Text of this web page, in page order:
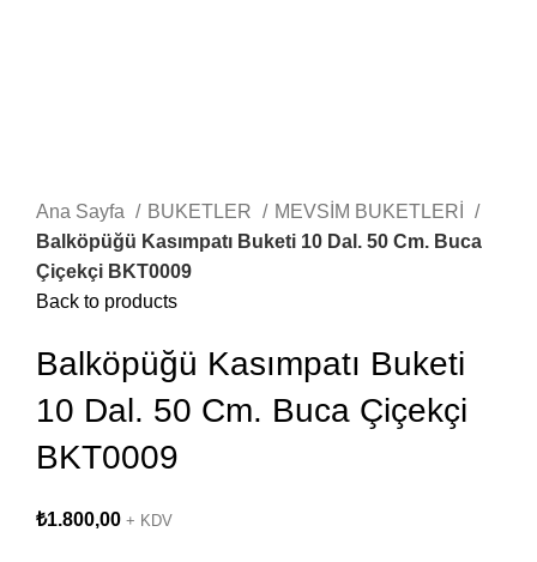
Ana Sayfa
BUKETLER
MEVSİM BUKETLERİ
Balköpüğü Kasımpatı Buketi 10 Dal. 50 Cm. Buca
Çiçekçi BKT0009
Back to products
Balköpüğü Kasımpatı Buketi
10 Dal. 50 Cm. Buca Çiçekçi
BKT0009
₺1.800,00 + KDV